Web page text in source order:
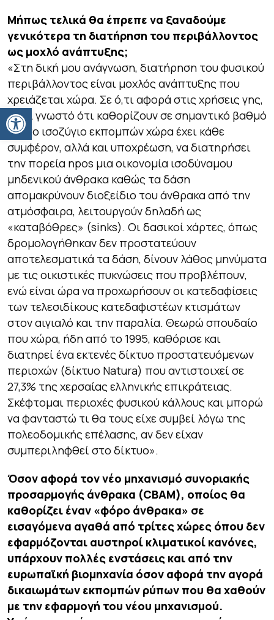
Ανοίξτε τη γραμμή εργαλείων
Μήπως τελικά θα έπρεπε να ξαναδούμε
γενικότερα τη διατήρηση του περιβάλλοντος
ως μοχλό ανάπτυξης;
«Στη δική μου ανάγνωση, διατήρηση του φυσικού
περιβάλλοντος είναι μοχλός ανάπτυξης που
χρειάζεται χώρα. Σε ό,τι αφορά στις χρήσεις γης,
είναι γνωστό ότι καθορίζουν σε σημαντικό βαθμό
και το ισοζύγιο εκπομπών χώρα έχει κάθε
συμφέρον, αλλά και υποχρέωση, να διατηρήσει
την πορεία npos μια οικονομία ισοδύναμου
μηδενικού άνθρακα καθώς τα δάση
απομακρύνουν διοξείδιο του άνθρακα από την
ατμόσφαιρα, λειτουργούν δηλαδή ως
«καταβόθρες» (sinks). Οι δασικοί χάρτες, όπως
δρομολογήθηκαν δεν προστατεύουν
αποτελεσματικά τα δάση, δίνουν λάθος μηνύματα
με τις οικιστικές πυκνώσεις που προβλέπουν,
ενώ είναι ώρα να προχωρήσουν οι κατεδαφίσεις
των τελεσιδίκους κατεδαφιστέων κτισμάτων
στον αιγιαλό και την παραλία. Θεωρώ σπουδαίο
που χώρα, ήδη από το 1995, καθόρισε και
διατηρεί ένα εκτενές δίκτυο προστατευόμενων
περιοχών (δίκτυο Natura) που αντιστοιχεί σε
27,3% της χερσαίας ελληνικής επικράτειας.
Σκέφτομαι περιοχές φυσικού κάλλους και μπορώ
να φανταστώ τι θα τους είχε συμβεί λόγω της
πολεοδομικής επέλασης, αν δεν είχαν
συμπεριληφθεί στο δίκτυο».
Όσον αφορά τον νέο μηχανισμό συνοριακής
προσαρμογής άνθρακα (CBAM), οποίος θα
καθορίζει έναν «φόρο άνθρακα» σε
εισαγόμενα αγαθά από τρίτες χώρες όπου δεν
εφαρμόζονται αυστηροί κλιματικοί κανόνες,
υπάρχουν πολλές ενστάσεις και από την
ευρωπαϊκή βιομηχανία όσον αφορά την αγορά
δικαιωμάτων εκπομπών ρύπων που θα χαθούν
με την εφαρμογή του νέου μηχανισμού.